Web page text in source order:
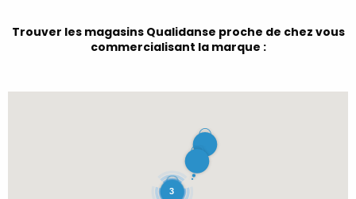
Trouver les magasins Qualidanse proche de chez vous
commercialisant la marque :
3